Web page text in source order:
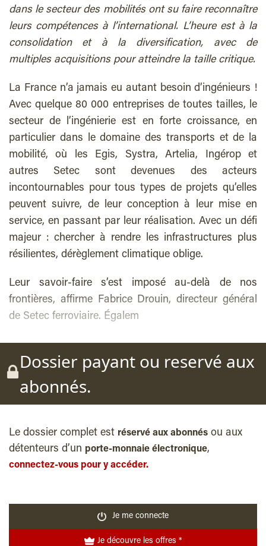
dans le secteur des mobilités ont su faire reconnaître
leurs compétences à l’international. L’heure est à la
consolidation et à la diversification, avec de
multiples acquisitions pour atteindre la taille critique.
La France n’a jamais eu autant besoin d’ingénieurs !
Avec quelque 80 000 entreprises de toutes tailles, le
secteur de l’ingénierie est en forte croissance, en
particulier dans le domaine des transports et de la
mobilité, où les Egis, Systra, Artelia, Ingérop et
autres Setec sont devenues des acteurs
incontournables pour tous types de projets qu’elles
peuvent suivre, de leur conception à leur mise en
service, en passant par leur réalisation. Avec un défi
majeur : chercher à rendre les infrastructures plus
résilientes, dérèglement climatique oblige.
Leur savoir-faire s’est imposé au-delà de nos
frontières, affirme Fabrice Drouin, directeur général
de Setec ferroviaire. Égalem
Dossier payant ou reservé aux
abonnés.
Le dossier complet est réservé aux abonnés ou aux
détenteurs d’un porte-monnaie électronique,
connectez-vous pour y accéder.
Je me connecte
Je découvre les offres *